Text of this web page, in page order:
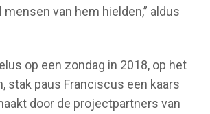
van hem hielden,” aldus
op een zondag in 2018, op het
stak paus Franciscus een kaars
door de projectpartners van